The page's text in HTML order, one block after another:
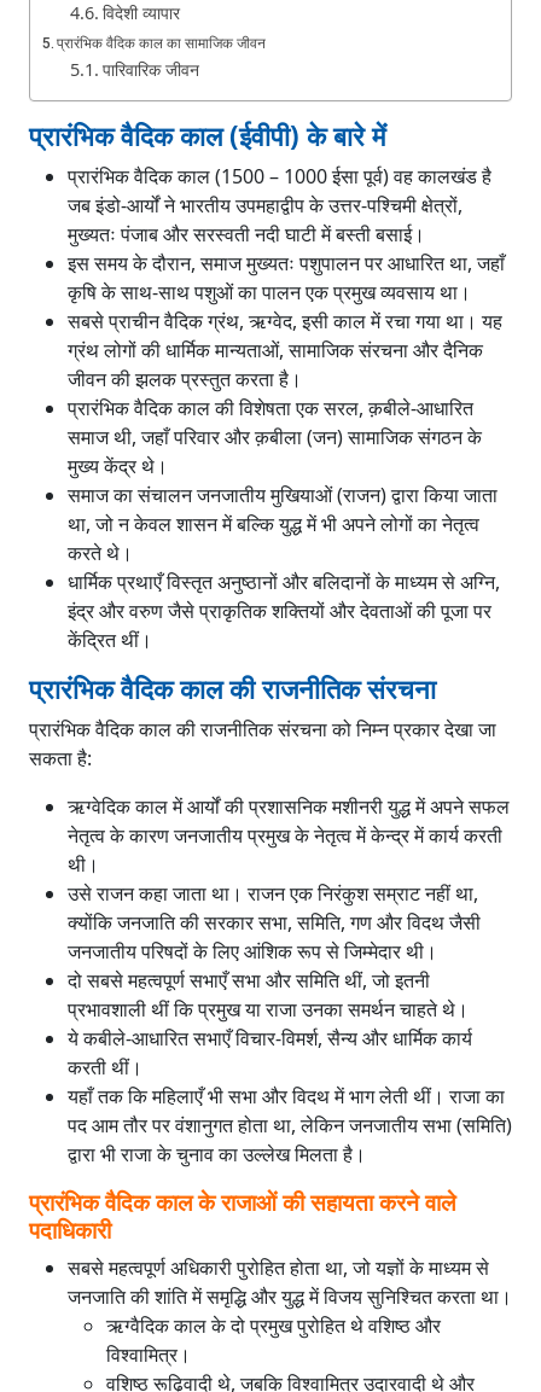
विदेशी व्यापार
प्रारंभिक वैदिक काल का सामाजिक जीवन
पारिवारिक जीवन
महिलाओं की स्थिति
सामाजिक विभाजन
समाज की संरचना
समाज की प्रकृति
प्रारंभिक वैदिक काल का धार्मिक जीवन
प्रारंभिक वैदिक काल का महत्व
प्रारंभिक वैदिक काल की सीमाएँ
प्रारंभिक वैदिक काल और उत्तर वैदिक काल के बीच अंतर
निष्कर्ष
प्रायः पूछे जाने वाले प्रश्न (FAQs)
प्रारंभिक वैदिक काल क्या है?
प्रारंभिक वैदिक काल (ईवीपी) के बारे में
प्रारंभिक वैदिक काल (1500 – 1000 ईसा पूर्व) वह कालखंड है
जब इंडो-आर्यों ने भारतीय उपमहाद्वीप के उत्तर-पश्चिमी क्षेत्रों,
मुख्यतः पंजाब और सरस्वती नदी घाटी में बस्ती बसाई।
इस समय के दौरान, समाज मुख्यतः पशुपालन पर आधारित था, जहाँ
कृषि के साथ-साथ पशुओं का पालन एक प्रमुख व्यवसाय था।
सबसे प्राचीन वैदिक ग्रंथ, ऋग्वेद, इसी काल में रचा गया था। यह
ग्रंथ लोगों की धार्मिक मान्यताओं, सामाजिक संरचना और दैनिक
जीवन की झलक प्रस्तुत करता है।
प्रारंभिक वैदिक काल की विशेषता एक सरल, क़बीले-आधारित
समाज थी, जहाँ परिवार और क़बीला (जन) सामाजिक संगठन के
मुख्य केंद्र थे।
समाज का संचालन जनजातीय मुखियाओं (राजन) द्वारा किया जाता
था, जो न केवल शासन में बल्कि युद्ध में भी अपने लोगों का नेतृत्व
करते थे।
धार्मिक प्रथाएँ विस्तृत अनुष्ठानों और बलिदानों के माध्यम से अग्नि,
इंद्र और वरुण जैसे प्राकृतिक शक्तियों और देवताओं की पूजा पर
केंद्रित थीं।
प्रारंभिक वैदिक काल की राजनीतिक संरचना
प्रारंभिक वैदिक काल की राजनीतिक संरचना को निम्न प्रकार देखा जा
सकता है:
ऋग्वेदिक काल में आर्यों की प्रशासनिक मशीनरी युद्ध में अपने सफल
नेतृत्व के कारण जनजातीय प्रमुख के नेतृत्व में केन्द्र में कार्य करती
थी।
उसे राजन कहा जाता था। राजन एक निरंकुश सम्राट नहीं था,
क्योंकि जनजाति की सरकार सभा, समिति, गण और विदथ जैसी
जनजातीय परिषदों के लिए आंशिक रूप से जिम्मेदार थी।
दो सबसे महत्वपूर्ण सभाएँ सभा और समिति थीं, जो इतनी
प्रभावशाली थीं कि प्रमुख या राजा उनका समर्थन चाहते थे।
ये कबीले-आधारित सभाएँ विचार-विमर्श, सैन्य और धार्मिक कार्य
करती थीं।
यहाँ तक कि महिलाएँ भी सभा और विदथ में भाग लेती थीं। राजा का
पद आम तौर पर वंशानुगत होता था, लेकिन जनजातीय सभा (समिति)
द्वारा भी राजा के चुनाव का उल्लेख मिलता है।
प्रारंभिक वैदिक काल के राजाओं की सहायता करने वाले
पदाधिकारी
सबसे महत्वपूर्ण अधिकारी पुरोहित होता था, जो यज्ञों के माध्यम से
जनजाति की शांति में समृद्धि और युद्ध में विजय सुनिश्चित करता था।
ऋग्वैदिक काल के दो प्रमुख पुरोहित थे वशिष्ठ और
विश्वामित्र।
वशिष्ठ रूढ़िवादी थे, जबकि विश्वामित्र उदारवादी थे और